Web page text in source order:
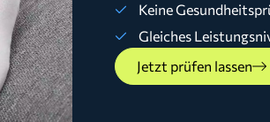
Keine
Gleiches
Jetzt prüfen lassen